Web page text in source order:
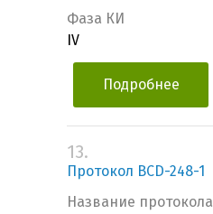
Фаза КИ
IV
Подробнее
13.
Протокол BCD-248-1
Название протокола